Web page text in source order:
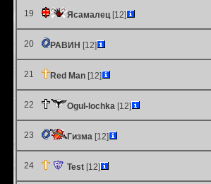
19 Ясамалец[12]
20 РАВИН [12]
21 Red Man [12]
22 Ogul-lochka [12]
23 Гизма [12]
24 Test [12]